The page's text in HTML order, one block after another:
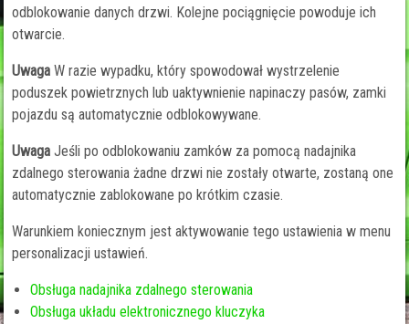
odblokowanie danych drzwi. Kolejne pociągnięcie powoduje ich
otwarcie.
Uwaga W razie wypadku, który spowodował wystrzelenie
poduszek powietrznych lub uaktywnienie napinaczy pasów, zamki
pojazdu są automatycznie odblokowywane.
Uwaga Jeśli po odblokowaniu zamków za pomocą nadajnika
zdalnego sterowania żadne drzwi nie zostały otwarte, zostaną one
automatycznie zablokowane po krótkim czasie.
Warunkiem koniecznym jest aktywowanie tego ustawienia w menu
personalizacji ustawień.
Obsługa nadajnika zdalnego sterowania
Obsługa układu elektronicznego kluczyka